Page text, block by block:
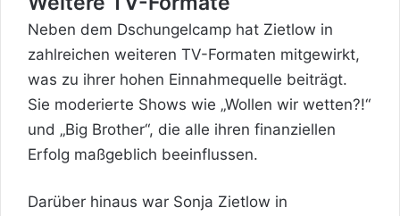
Neben dem Dschungelcamp hat Zietlow in
zahlreichen weiteren TV-Formaten mitgewirkt,
was zu ihrer hohen Einnahmequelle beiträgt.
Sie moderierte Shows wie „Wollen wir wetten?!“
und „Big Brother“, die alle ihren finanziellen
Erfolg maßgeblich beeinflussen.
Darüber hinaus war Sonja Zietlow in